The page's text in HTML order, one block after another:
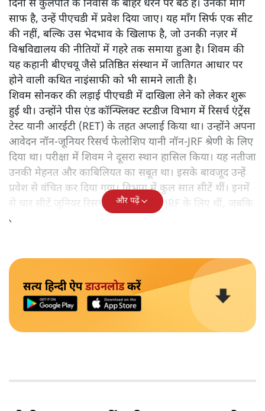
दिनों से कुलपति के निवास के बाहर धरने पर बैठे हैं। उनकी माँग
साफ है, उन्हें पीएचडी में प्रवेश दिया जाए। यह माँग सिर्फ एक सीट
की नहीं, बल्कि उस भेदभाव के खिलाफ है, जो उनकी नज़र में
विश्वविद्यालय की नीतियों में गहरे तक समाया हुआ है। शिवम की
यह कहानी बीएचयू जैसे प्रतिष्ठित संस्थान में जातिगत आधार पर
होने वाली कथित नाइंसाफी को भी सामने लाती है।
शिवम सोनकर की लड़ाई पीएचडी में दाखिला लेने को लेकर शुरू
हुई थी। उन्होंने पीस एंड कॉन्फ्लिक्ट स्टडीज विभाग में रिसर्च एंट्रेंस
टेस्ट यानी आरईटी (RET) के तहत अप्लाई किया था। उन्होंने अपना
आवेदन नॉन-जूनियर रिसर्च फेलोशिप यानी नॉन-JRF श्रेणी के लिए
दिया था। परीक्षा में शिवम ने दूसरा स्थान हासिल किया। यह नतीजा
उनकी मेहनत और काबिलियत का सबूत था। इसके बावजूद उन्हें
प्रवेश से वंचित कर दिया गया। विभाग में कुल सात सीटें थीं। इनमें
से चार सीटें जूनियर रिसर्च फेलोशिप यानी JRF के लिए थीं, जबकि
तीन सीटें नॉन-जेआरएफ़ के लिए रखी गई थीं।
और पढ़ें
सत्य हिन्दी ऐपडाउनलोडकरें